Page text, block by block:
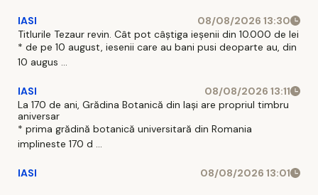
IASI
08/08/2026 13:30
Titlurile Tezaur revin. Cât pot câștiga ieșenii din 10.000 de lei
* de pe 10 august, iesenii care au bani pusi deoparte au, din
10 augus ...
IASI
08/08/2026 13:11
La 170 de ani, Grădina Botanică din Iași are propriul timbru
aniversar
* prima grădină botanică universitară din Romania
implineste 170 d ...
IASI 08/08/2026 13:01